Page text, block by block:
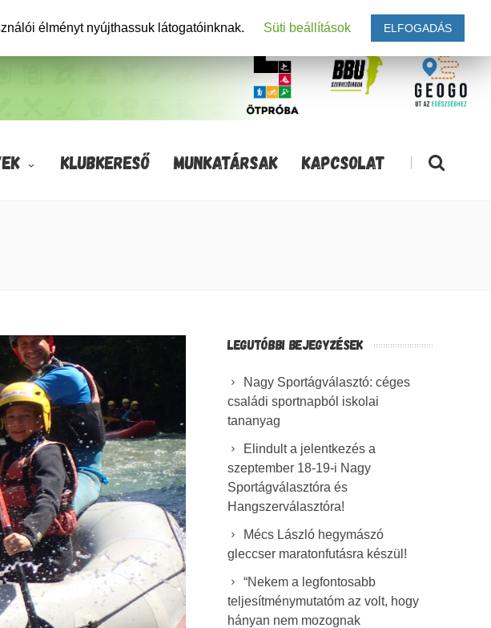
KLUBKERESŐ MUNKATÁRSAK KAPCSOLAT |
LEGUTÓBBI BEJEGYZÉSEK
Nagy Sportágválasztó: céges
családi sportnapból iskolai
tananyag
Elindult a jelentkezés a
szeptember 18-19-i Nagy
Sportágválasztóra és
Hangszerválasztóra!
Mécs László hegymászó
gleccser maratonfutásra készül!
“Nekem a legfontosabb
teljesítménymutatóm az volt, hogy
hányan nem mozognak
élményt nyújthassuk látogatóinknak. Süti beállítások ELFOGADÁS